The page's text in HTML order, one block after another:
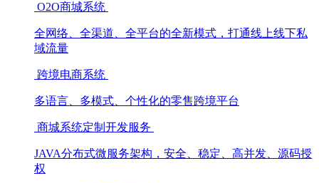
O2O商城系统
全网络、全渠道、全平台的全新模式，打通线上线下私
域流量
跨境电商系统
多语言、多模式、个性化的零售跨境平台
商城系统定制开发服务
JAVA分布式微服务架构，安全、稳定、高并发、源码授
权